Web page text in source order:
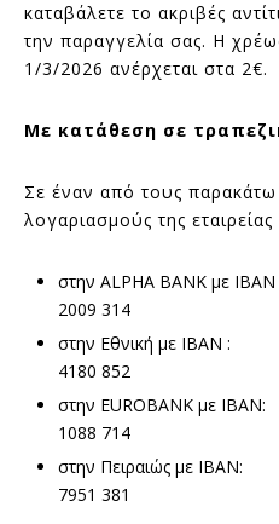
καταβάλετε το ακριβές
την παραγγελία σας. Η
1/3/2026 ανέρχεται στα 2€.
Με κατάθεση σε
Σε έναν από τους παρακάτω
λογαριασμούς της εταιρείας
στην ALPHA BANK με
2009 314
στην Εθνική με IBAN :
4180 852
στην EUROBANK με
1088 714
στην Πειραιώς με IBAN:
7951 381